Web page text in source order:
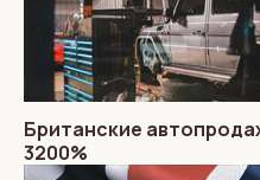
Британские
3200%